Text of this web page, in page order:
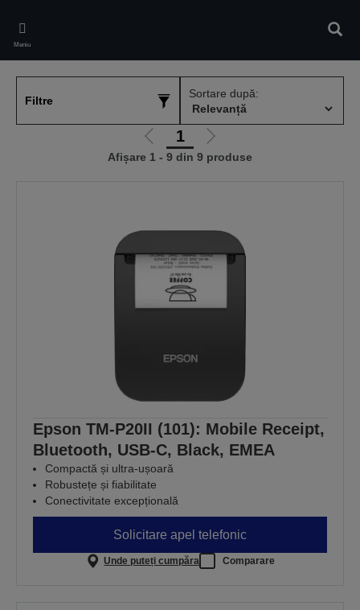
main
content
Meniu
Filtre
Sortare după:
Mergi
la
1
Mergi
la
Afișare 1 - 9 din 9 produse
Epson TM-P20II (101): Mobile Receipt,
Bluetooth, USB-C, Black, EMEA
Compactă și ultra-ușoară
Robustețe și fiabilitate
Conectivitate excepțională
Solicitare apel telefonic
Unde puteți cumpăra Comparare